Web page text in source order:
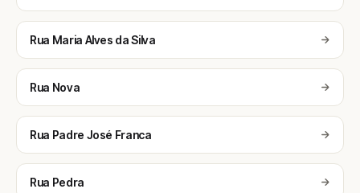
Rua Maria Alves da Silva
Rua Nova
Rua Padre José Franca
Rua Pedra